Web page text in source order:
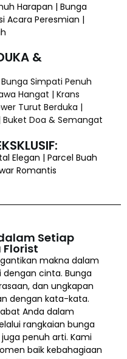
Harapan | Bunga
Acara Peresmian |
&
Simpati Penuh
Hangat | Krans
Turut Berduka |
Buket Doa & Semangat
Elegan | Parcel Buah
Romantis
Setiap
Florist
makna dalam
cinta. Bunga
dan ungkapan
dengan kata-kata.
Anda dalam
rangkaian bunga
penuh arti. Kami
baik kebahagiaan